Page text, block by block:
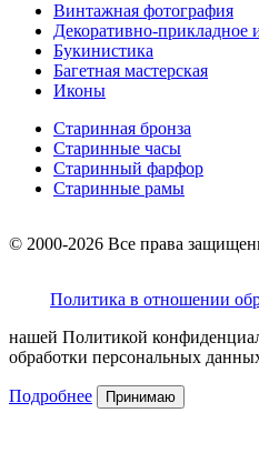
Винтажная фотография
Декоративно-прикладное
Букинистика
Багетная мастерская
Иконы
Старинная бронза
Старинные часы
Старинный фарфор
Старинные рамы
© 2000-2026 Все права
Политика в отношении
нашей Политикой
обработки персональных
Подробнее Принимаю